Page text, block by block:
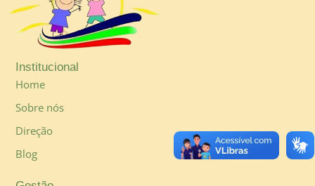
Institucional
Home
Sobre nós
Direção
Blog